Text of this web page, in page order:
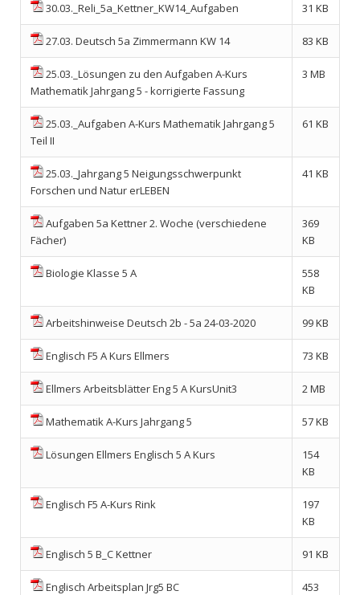
30.03._Reli_5a_Kettner_KW14_Aufgaben 31 KB
27.03. Deutsch 5a Zimmermann KW 14 83 KB
25.03._Lösungen zu den Aufgaben A-Kurs
Mathematik Jahrgang 5 - korrigierte Fassung
3 MB
25.03._Aufgaben A-Kurs Mathematik Jahrgang 5
Teil II
61 KB
25.03._Jahrgang 5 Neigungsschwerpunkt
Forschen und Natur erLEBEN
41 KB
Aufgaben 5a Kettner 2. Woche (verschiedene
Fächer)
369
KB
Biologie Klasse 5 A
558
KB
Arbeitshinweise Deutsch 2b - 5a 24-03-2020 99 KB
Englisch F5 A Kurs Ellmers 73 KB
Ellmers Arbeitsblätter Eng 5 A KursUnit3 2 MB
Mathematik A-Kurs Jahrgang 5 57 KB
Lösungen Ellmers Englisch 5 A Kurs
154
KB
Englisch F5 A-Kurs Rink
197
KB
Englisch 5 B_C Kettner 91 KB
Englisch Arbeitsplan Jrg5 BC
453